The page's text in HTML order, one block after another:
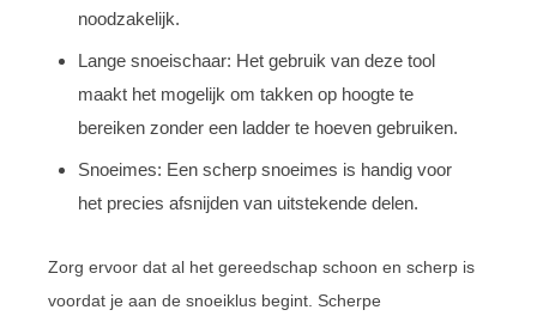
noodzakelijk.
Lange snoeischaar: Het gebruik van deze tool
maakt het mogelijk om takken op hoogte te
bereiken zonder een ladder te hoeven gebruiken.
Snoeimes: Een scherp snoeimes is handig voor
het precies afsnijden van uitstekende delen.
Zorg ervoor dat al het gereedschap schoon en scherp is
voordat je aan de snoeiklus begint. Scherpe